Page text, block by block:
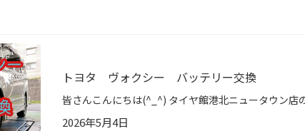
トヨタ ヴォクシー バッテリー交換
2026年5月4日